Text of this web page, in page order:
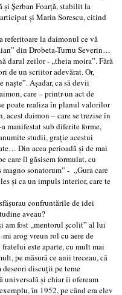
şi Şerban Foarţă, stabilit la
şi Marin Sorescu, citind
la daimonul ce vă
din Drobeta-Turnu Severin…
darul zeilor - ,,theia moira”. Fără
de un scriitor adevărat. Or,
naşte”. Aşadar, ca să devii
care – printr-un act de
poate realiza în planul valorilor
daimon – care se trezise în
manifestat sub diferite forme,
studii, graţie acestui
Din acea perioadă şi de mai
care îl găsisem formulat, cu
sonatorum” - ,,Gura care
şi ca un impuls interior, care te
confruntările de idei
aveau?
fost ,,mentorul şcolit” al lui
arog vreun rol cu aere de
este aparte, cu mult mai
pe măsură ce anii treceau, că
discuţii pe teme
universală şi chiar îi ofeream
în 1952, pe când era elev